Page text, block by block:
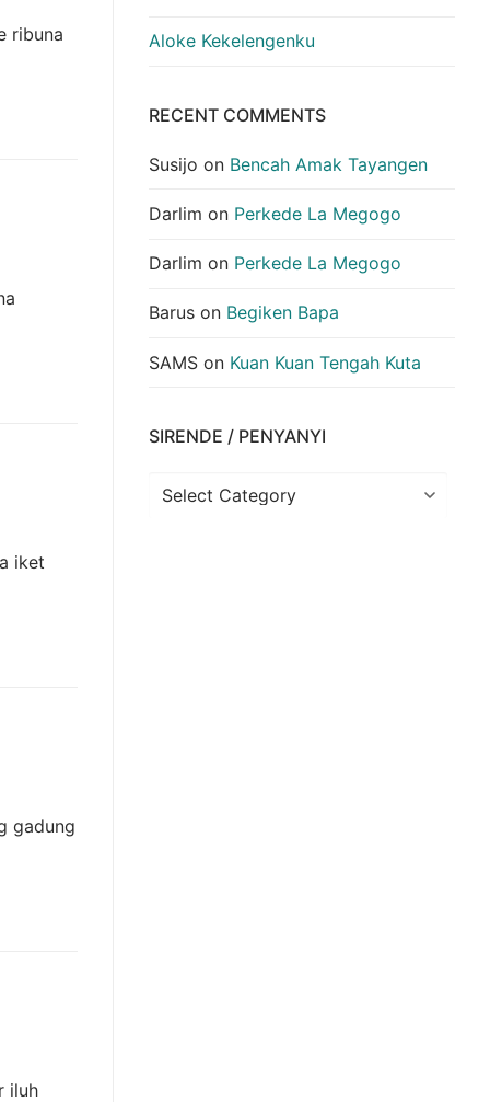
ribuna
iket
gadung
iluh
Aloke Kekelengenku
RECENT COMMENTS
Susijo on Bencah Amak Tayangen
Darlim on Perkede La Megogo
Darlim on Perkede La Megogo
Barus on Begiken Bapa
SAMS on Kuan Kuan Tengah Kuta
SIRENDE / PENYANYI
Sirende